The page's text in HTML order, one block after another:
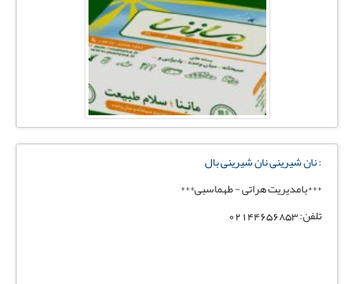
: نان شیرینی نان شیرینی بال
***بامدیریت هراتی - طهماسبی***
تلفن: 02144656853